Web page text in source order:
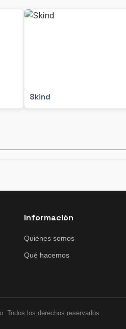
Skind
Información
Quiénes somos
Qué hacemos
Todos los derechos reservados.